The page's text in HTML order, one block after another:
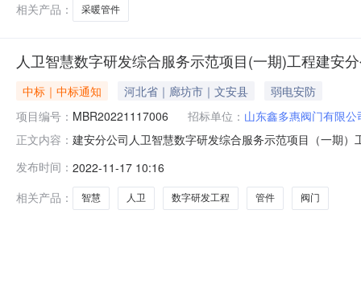
相关产品：
采暖管件
人卫智慧数字研发综合服务示范项目(一期)工程建安
中标｜中标通知 河北省｜廊坊市｜文安县
弱电安防
项目编号： MBR20221117006 招标单位： 山东鑫多惠阀门有限公
正文内容： 建安分公司人卫智慧数字研发综合服务示范项目（一期
电话
发布时间： 2022-11-17 10:16
相关产品：
智慧 人卫 数字研发工程 管件 阀门